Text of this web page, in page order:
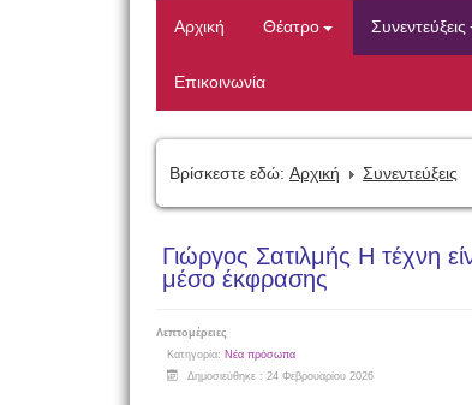
Αρχική Θέατρο Συνεντεύξεις
Επικοινωνία
Βρίσκεστε εδώ: Αρχική Συνεντεύξεις
Γιώργος Σατιλμής Η τέχνη
μέσο έκφρασης
Λεπτομέρειες
Κατηγορία: Νέα πρόσωπα
Δημοσιεύθηκε : 24 Φεβρουαρίου 2026